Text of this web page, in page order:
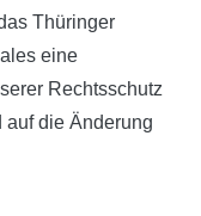
Thüringer
eine
Rechtsschutz
auf die Änderung